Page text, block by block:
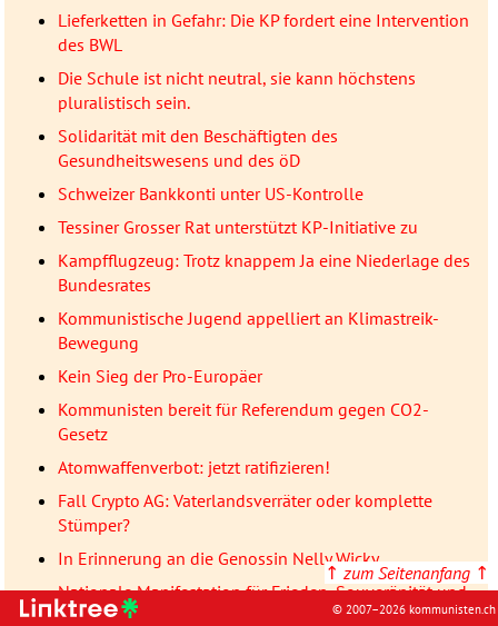
Lieferketten in Gefahr: Die KP fordert eine Intervention
des BWL
Die Schule ist nicht neutral, sie kann höchstens
pluralistisch sein.
Solidarität mit den Beschäftigten des
Gesundheitswesens und des öD
Schweizer Bankkonti unter US-Kontrolle
Tessiner Grosser Rat unterstützt KP-Initiative zu
Kampfflugzeug: Trotz knappem Ja eine Niederlage des
Bundesrates
Kommunistische Jugend appelliert an Klimastreik-
Bewegung
Kein Sieg der Pro-Europäer
Kommunisten bereit für Referendum gegen CO2-
Gesetz
Atomwaffenverbot: jetzt ratifizieren!
Fall Crypto AG: Vaterlandsverräter oder komplette
Stümper?
In Erinnerung an die Genossin Nelly Wicky
Nationale Manifestation für Frieden, Souveränität und
Wohlergehen der Völker Amerikas
↑ zum Seitenanfang ↑
© 2007–2026 kommunisten.ch